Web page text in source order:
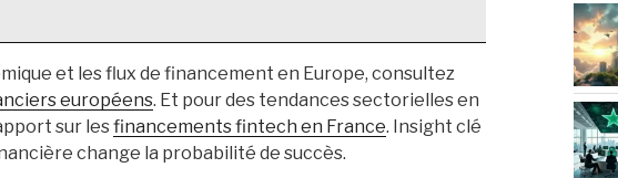
et les flux de financement en Europe, consultez
européens. Et pour des tendances sectorielles en
sur lesfinancements fintech en France. Insight clé
change la probabilité de succès.